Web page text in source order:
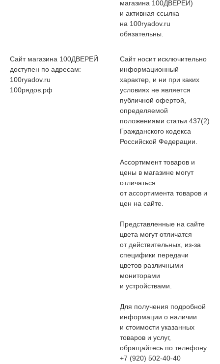
магазина 100ДВЕРЕЙ)
и активная ссылка
на 100ryadov.ru
обязательны.
Сайт магазина 100ДВЕРЕЙ
доступен по адресам:
100ryadov.ru
100рядов.рф
Сайт носит исключительно
информационный
характер, и ни при каких
условиях не является
публичной офертой,
определяемой
положениями статьи 437(2)
Гражданского кодекса
Российской Федерации.
Ассортимент товаров и
цены в магазине могут
отличаться
от ассортимента товаров и
цен на сайте.
Представленные на сайте
цвета могут отличатся
от действительных, из-за
специфики передачи
цветов различными
мониторами
и устройствами.
Для получения подробной
информации о наличии
и стоимости указанных
товаров и услуг,
обращайтесь по телефону
+7 (920) 502-40-40